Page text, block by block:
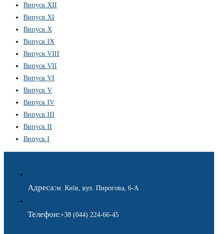
Випуск XII
Випуск XI
Випуск X
Випуск IX
Випуск VIII
Випуск VII
Випуск VI
Випуск V
Випуск IV
Випуск III
Випуск II
Випуск I
Адреса:м. Київ, вул. Пирогова, 6-А
Телефон:+38 (044) 224-66-45